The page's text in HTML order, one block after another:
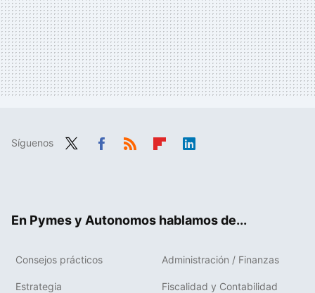
Síguenos
En Pymes y Autonomos hablamos de...
Consejos prácticos Administración / Finanzas
Estrategia Fiscalidad y Contabilidad